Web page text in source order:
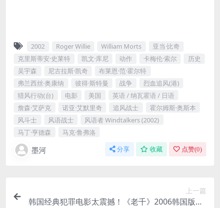
2002 Roger Willie William Morts
亚当·比奇
克里斯蒂安·史莱特
凯文·库尼 动作 卡梅伦·索尔
历史
吴宇森
尼古拉斯·凯奇
布莱恩·范·霍尔特
弗兰西丝·奥康纳
彼得·斯特曼 战争
烈血追风(港)
猎风行动(台)
电影 美国
英语 / 纳瓦霍语 / 日语
詹森·艾萨克
诺亚·艾默里奇 追风战士
霍尔姆斯·奥斯本
风斗士
风语战士
风语者 Windtalkers (2002)
马丁·亨德森
马克·鲁弗洛
墨河 分享 收藏 点赞(0)
上一篇
韩国经典犯罪电影太震撼！《老千》2006韩国版BD